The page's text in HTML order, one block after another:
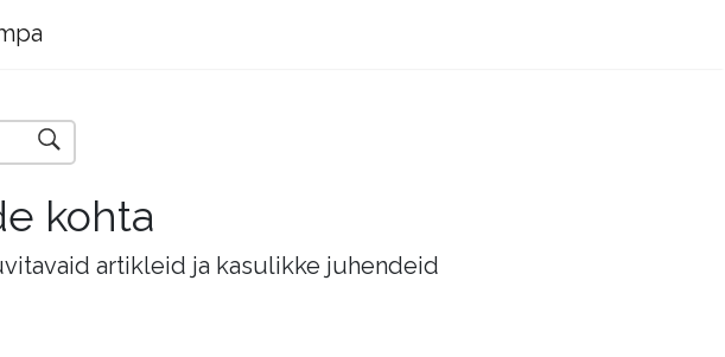
kohta
artikleid ja kasulikke juhendeid